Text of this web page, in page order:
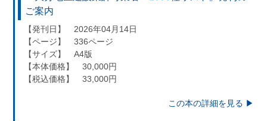
ご案内
【発刊日】 2026年04月14日
【ページ】 336ページ
【サイズ】 A4版
【本体価格】 30,000円
【税込価格】 33,000円
この本の詳細を見る ▶︎